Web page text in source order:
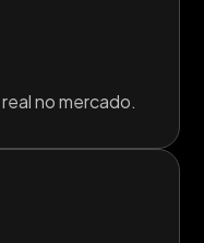
no mercado.